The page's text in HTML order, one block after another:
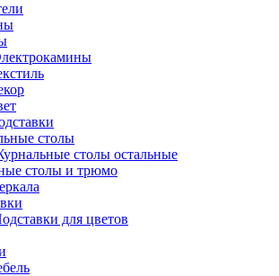
столы
столы остальные
столы и трюмо
для цветов